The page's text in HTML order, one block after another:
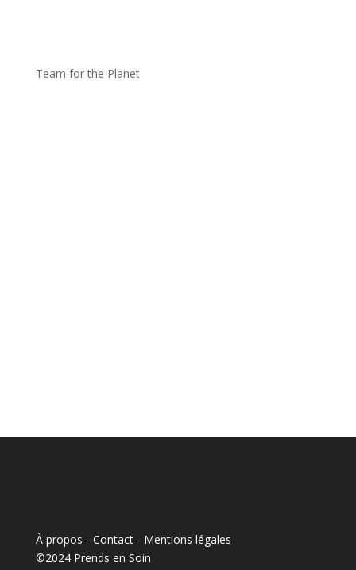
Team for the Planet
À propos - Contact- Mentions légales
©2024 Prends en Soin